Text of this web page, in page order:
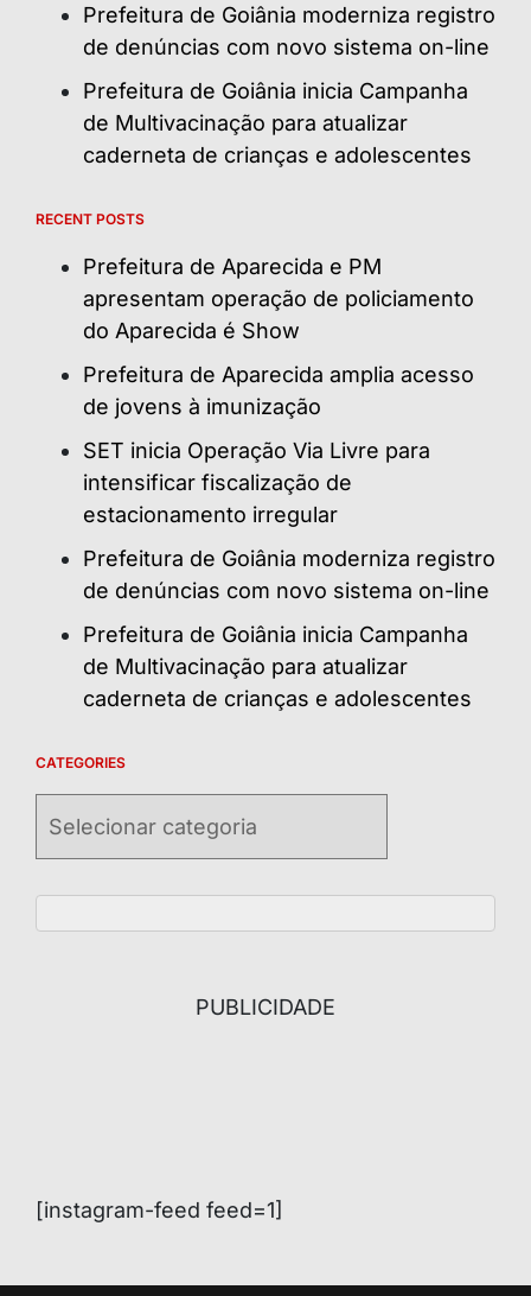
Prefeitura de Goiânia moderniza registro
de denúncias com novo sistema on-line
Prefeitura de Goiânia inicia Campanha
de Multivacinação para atualizar
caderneta de crianças e adolescentes
RECENT POSTS
Prefeitura de Aparecida e PM
apresentam operação de policiamento
do Aparecida é Show
Prefeitura de Aparecida amplia acesso
de jovens à imunização
SET inicia Operação Via Livre para
intensificar fiscalização de
estacionamento irregular
Prefeitura de Goiânia moderniza registro
de denúncias com novo sistema on-line
Prefeitura de Goiânia inicia Campanha
de Multivacinação para atualizar
caderneta de crianças e adolescentes
CATEGORIES
PUBLICIDADE
[instagram-feed feed=1]